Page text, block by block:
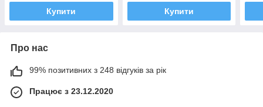
Купити Купити
Про нас
99% позитивних з 248 відгуків за рік
Працює з 23.12.2020